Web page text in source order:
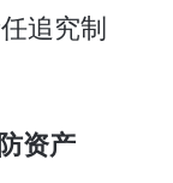
追究制
资产